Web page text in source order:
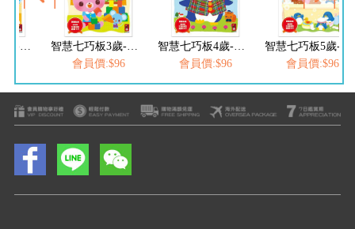
智慧七巧板2歲-多湖輝的NEW頭腦開發
智慧七巧板3歲-多湖輝的NEW頭腦開發
會員價:$96
智慧七巧板4歲-多湖輝的NEW頭腦開發
會員價:$96
會員價:$96